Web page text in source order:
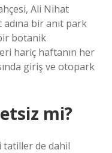
Ali Nihat
bir anıt park
botanik
hariç haftanın her
giriş ve otopark
mi?
tatiller de dahil